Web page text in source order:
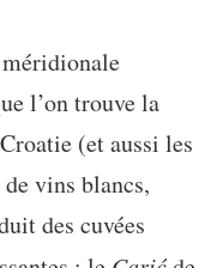
l’on trouve la
(et aussi les
vins blancs,
des cuvées